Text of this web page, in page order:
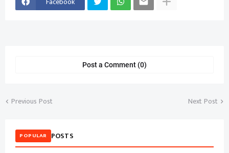
Post a Comment (0)
Previous Post Next Post
POPULAR POSTS